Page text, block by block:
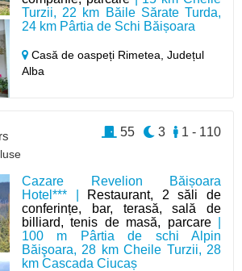
Turzii, 22 km Băile Sărate Turda,
24 km Pârtia de Schi Băișoara
Casă de oaspeți Rimetea,Județul
Alba
Cazare Revelion Băișoara
Hotel*** |
Restaurant, 2 săli de
conferințe, bar, terasă, sală de
billiard, tenis de masă, parcare|
100 m Pârtia de schi Alpin
Băişoara, 28 km Cheile Turzii, 28
km Cascada Ciucaș
1 - 110
3
55